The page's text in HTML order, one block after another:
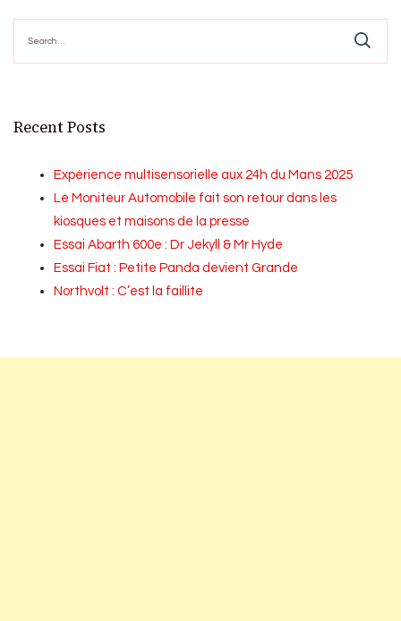
for:
Recent Posts
Expérience multisensorielle aux 24h du Mans 2025
Le Moniteur Automobile fait son retour dans les
kiosques et maisons de la presse
Essai Abarth 600e : Dr Jekyll & Mr Hyde
Essai Fiat : Petite Panda devient Grande
Northvolt : C’est la faillite